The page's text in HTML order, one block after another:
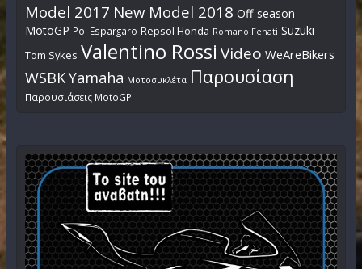
Model 2017 New Model 2018 Off-season
MotoGP Pol Espargaro Repsol Honda Romano Fenati Suzuki
Tom Sykes Valentino Rossi Video WeAreBikers
WSBKYamaha Μοτοσυκλέτα Παρουσίαση
Παρουσιάσεις MotoGP